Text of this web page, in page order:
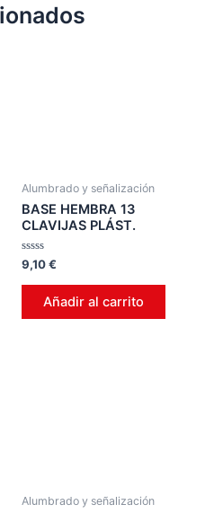
Alumbrado y señalización
BASE HEMBRA 13
CLAVIJAS PLÁST.
Valorado
en
0
9,10€
Añadir al carrito
Alumbrado y señalización